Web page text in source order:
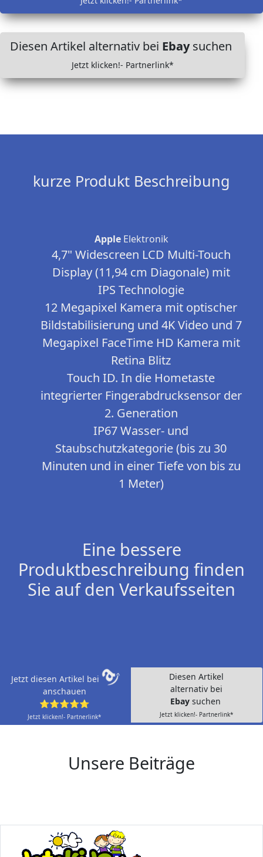
Diesen Artikel alternativ bei Ebaysuchen
Jetzt klicken!- Partnerlink*
kurze Produkt Beschreibung
Apple Elektronik
4,7" Widescreen LCD Multi-Touch
Display (11,94 cm Diagonale) mit
IPS Technologie
12 Megapixel Kamera mit optischer
Bildstabilisierung und 4K Video und 7
Megapixel FaceTime HD Kamera mit
Retina Blitz
Touch ID. In die Hometaste
integrierter Finger­abdruck­sensor der
2. Generation
IP67 Wasser- und
Staubschutzkategorie (bis zu 30
Minuten und in einer Tiefe von bis zu
1 Meter)
Eine bessere
Produktbeschreibung finden
Sie auf den Verkaufsseiten
Jetzt diesen Artikel bei
anschauen
⭐⭐⭐⭐⭐
Jetzt klicken!- Partnerlink*
Diesen Artikel
alternativ bei
Ebay suchen
Jetzt klicken!- Partnerlink*
Unsere Beiträge